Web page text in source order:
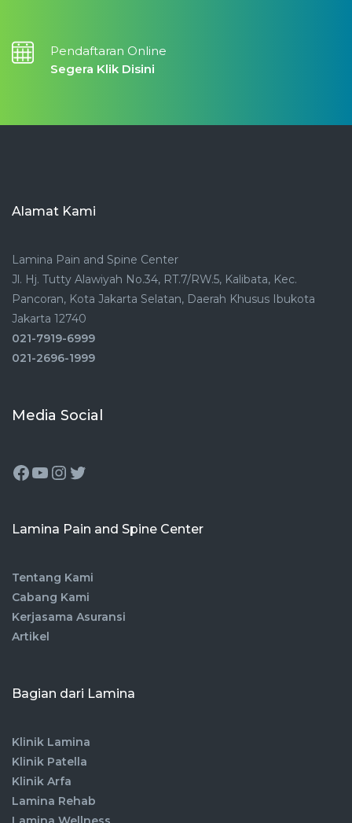
Pendaftaran Online
Segera Klik Disini
Alamat Kami
Lamina Pain and Spine Center
Jl. Hj. Tutty Alawiyah No.34, RT.7/RW.5, Kalibata, Kec.
Pancoran, Kota Jakarta Selatan, Daerah Khusus Ibukota
Jakarta 12740
021-7919-6999
021-2696-1999
Media Social
Lamina Pain and Spine Center
Tentang Kami
Cabang Kami
Kerjasama Asuransi
Artikel
Bagian dari Lamina
Klinik Lamina
Klinik Patella
Klinik Arfa
Lamina Rehab